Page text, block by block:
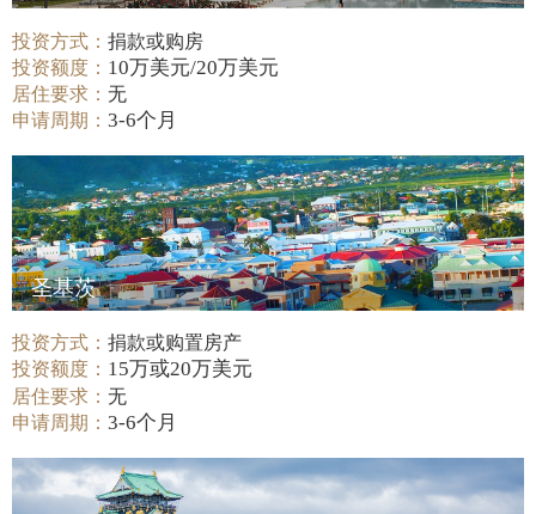
投资方式：捐款或购房
投资额度： 10万美元/20万美元
居住要求：无
申请周期：3-6个月
圣基茨
投资方式：捐款或购置房产
投资额度： 15万或20万美元
居住要求：无
申请周期：3-6个月